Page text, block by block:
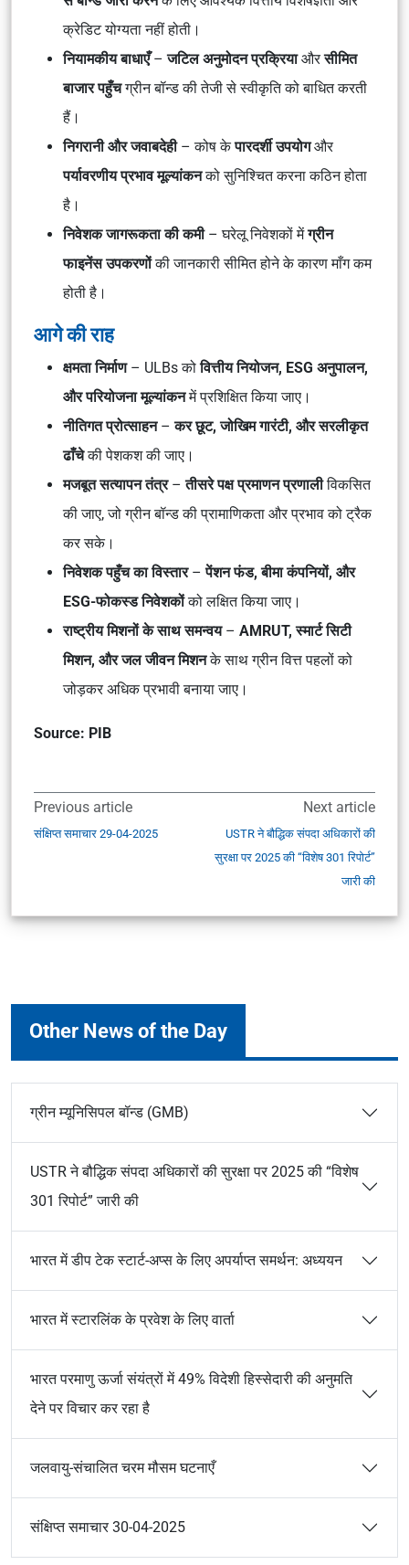
क्रेडिट योग्यता नहीं होती।
नियामकीय बाधाएँ–जटिल अनुमोदन प्रक्रियाऔरसीमित
बाजार पहुँचग्रीन बॉन्ड की तेजी से स्वीकृति को बाधित करती
हैं।
निगरानी और जवाबदेही– कोष केपारदर्शी उपयोगऔर
पर्यावरणीय प्रभाव मूल्यांकनको सुनिश्चित करना कठिन होता
है।
निवेशक जागरूकता की कमी– घरेलू निवेशकों मेंग्रीन
फाइनेंस उपकरणोंकी जानकारी सीमित होने के कारण माँग कम
होती है।
आगे की राह
क्षमता निर्माण– ULBs कोवित्तीय नियोजन, ESG अनुपालन,
और परियोजना मूल्यांकनमें प्रशिक्षित किया जाए।
नीतिगत प्रोत्साहन–कर छूट, जोखिम गारंटी, और सरलीकृत
ढाँचेकी पेशकश की जाए।
मजबूत सत्यापन तंत्र–तीसरे पक्ष प्रमाणन प्रणालीविकसित
की जाए, जो ग्रीन बॉन्ड की प्रामाणिकता और प्रभाव को ट्रैक
कर सके।
निवेशक पहुँच का विस्तार–पेंशन फंड, बीमा कंपनियों, और
ESG-फोकस्ड निवेशकोंको लक्षित किया जाए।
राष्ट्रीय मिशनों के साथ समन्वय– AMRUT, स्मार्ट सिटी
मिशन, और जल जीवन मिशनके साथ ग्रीन वित्त पहलों को
जोड़कर अधिक प्रभावी बनाया जाए।
Source: PIB
Previous article
संक्षिप्त समाचार 29-04-2025
Next article
USTR ने बौद्धिक संपदा अधिकारों की
सुरक्षा पर 2025 की “विशेष 301 रिपोर्ट”
जारी की
Other News of the Day
ग्रीन म्यूनिसिपल बॉन्ड (GMB)
USTR ने बौद्धिक संपदा अधिकारों की सुरक्षा पर 2025 की “विशेष
301 रिपोर्ट” जारी की
भारत में डीप टेक स्टार्ट-अप्स के लिए अपर्याप्त समर्थन: अध्ययन
भारत में स्टारलिंक के प्रवेश के लिए वार्ता
भारत परमाणु ऊर्जा संयंत्रों में 49% विदेशी हिस्सेदारी की अनुमति
देने पर विचार कर रहा है
जलवायु-संचालित चरम मौसम घटनाएँ
संक्षिप्त समाचार 30-04-2025